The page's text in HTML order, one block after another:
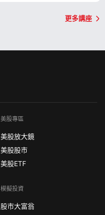
更多講座
美股專區
美股放大鏡
美股股市
美股ETF
模擬投資
股市大富翁